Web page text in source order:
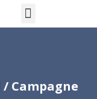
/ Campagne